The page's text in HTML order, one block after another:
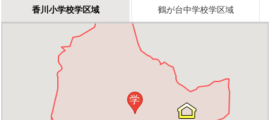
香川小学校学区域 鶴が台中学校学区域
学